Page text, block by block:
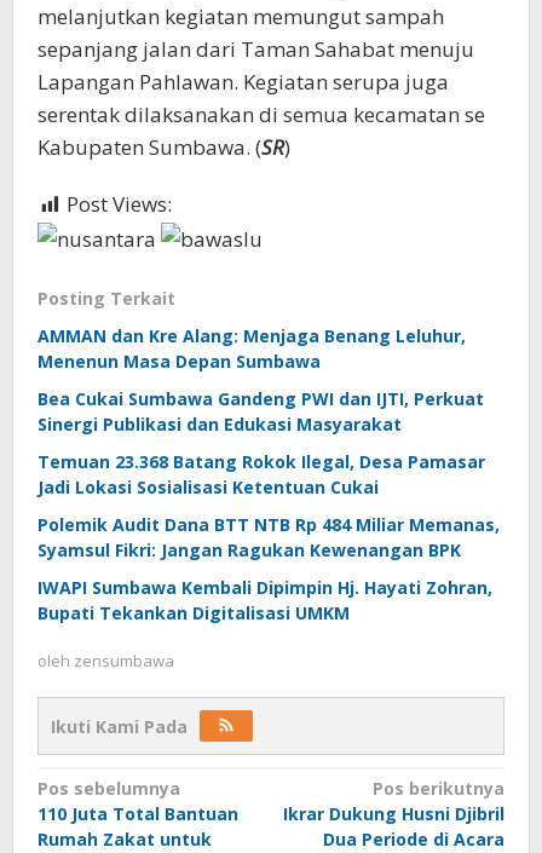
melanjutkan kegiatan memungut sampah
sepanjang jalan dari Taman Sahabat menuju
Lapangan Pahlawan. Kegiatan serupa juga
serentak dilaksanakan di semua kecamatan se
Kabupaten Sumbawa. (SR)
Post Views:
Posting Terkait
AMMAN dan Kre Alang: Menjaga Benang Leluhur,
Menenun Masa Depan Sumbawa
Bea Cukai Sumbawa Gandeng PWI dan IJTI, Perkuat
Sinergi Publikasi dan Edukasi Masyarakat
Temuan 23.368 Batang Rokok Ilegal, Desa Pamasar
Jadi Lokasi Sosialisasi Ketentuan Cukai
Polemik Audit Dana BTT NTB Rp 484 Miliar Memanas,
Syamsul Fikri: Jangan Ragukan Kewenangan BPK
IWAPI Sumbawa Kembali Dipimpin Hj. Hayati Zohran,
Bupati Tekankan Digitalisasi UMKM
oleh zensumbawa
Ikuti Kami Pada
Navigasi
pos
Pos sebelumnya
110 Juta Total Bantuan
Rumah Zakat untuk
Pos berikutnya
Ikrar Dukung Husni Djibril
Dua Periode di Acara